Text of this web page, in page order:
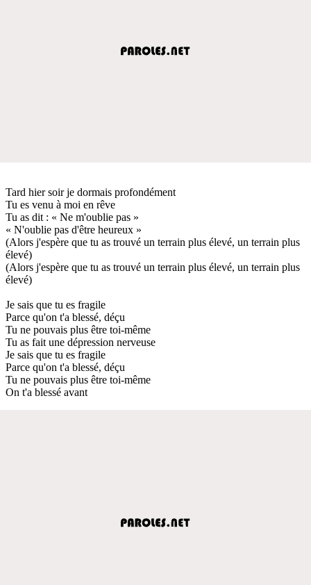
Tard hier soir je dormais profondément
Tu es venu à moi en rêve
Tu as dit : « Ne m'oublie pas »
« N'oublie pas d'être heureux »
(Alors j'espère que tu as trouvé un terrain plus élevé, un terrain plus
élevé)
(Alors j'espère que tu as trouvé un terrain plus élevé, un terrain plus
élevé)
Je sais que tu es fragile
Parce qu'on t'a blessé, déçu
Tu ne pouvais plus être toi-même
Tu as fait une dépression nerveuse
Je sais que tu es fragile
Parce qu'on t'a blessé, déçu
Tu ne pouvais plus être toi-même
On t'a blessé avant